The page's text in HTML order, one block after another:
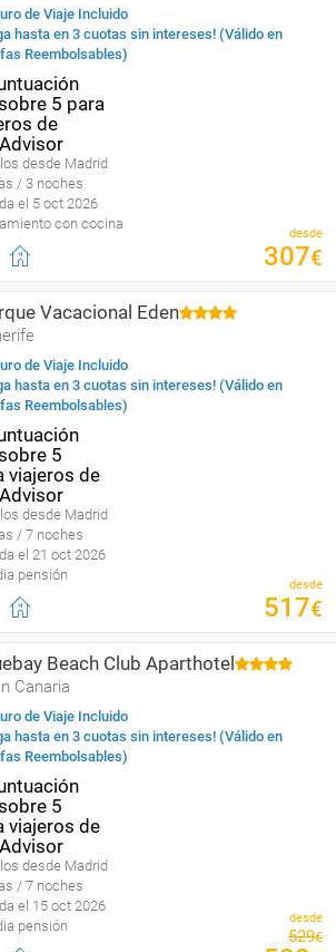
de Viaje Incluido
hasta en 3 cuotas sin intereses! (Válido en
Reembolsables)
desde Madrid
/ 3 noches
el 5 oct 2026
con cocina
desde
307€
Vacacional Eden
de Viaje Incluido
hasta en 3 cuotas sin intereses! (Válido en
Reembolsables)
desde Madrid
/ 7 noches
el 21 oct 2026
pensión
desde
517€
Beach Club Aparthotel
Canaria
de Viaje Incluido
hasta en 3 cuotas sin intereses! (Válido en
Reembolsables)
desde Madrid
/ 7 noches
el 15 oct 2026
pensión
desde
529€